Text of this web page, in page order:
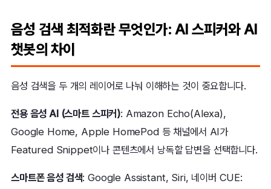
음성 검색 최적화란 무엇인가: AI 스피커와 AI
챗봇의 차이
음성 검색을 두 개의 레이어로 나눠 이해하는 것이 중요합니다.
전용 음성 AI (스마트 스피커): Amazon Echo(Alexa),
Google Home, Apple HomePod 등 채널에서 AI가
Featured Snippet이나 콘텐츠에서 낭독할 답변을 선택합니다.
스마트폰 음성 검색: Google Assistant, Siri, 네이버 CUE: